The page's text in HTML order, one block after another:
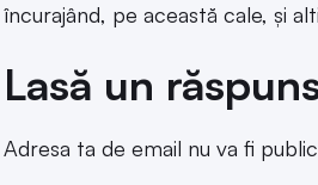
încurajând, pe această cale, și
Lasă un
Adresa ta de email nu va fi